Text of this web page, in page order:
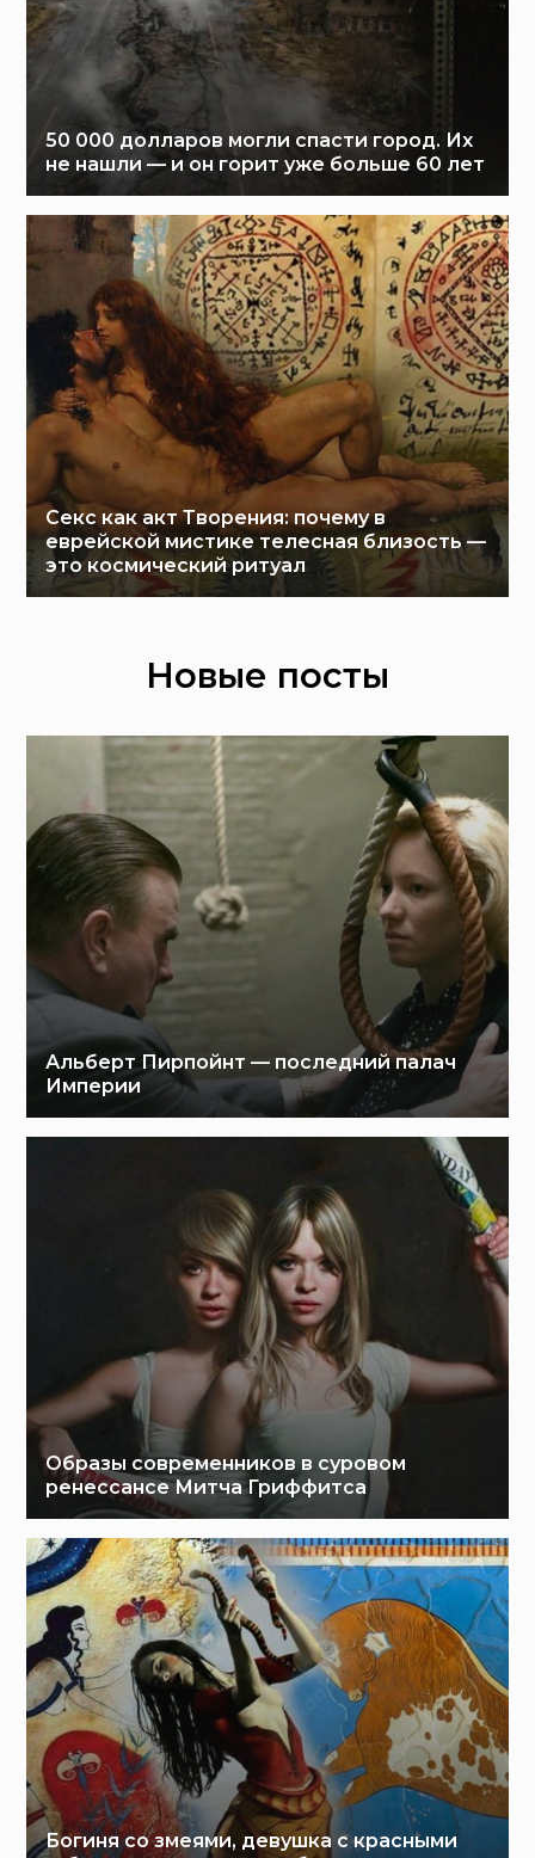
50 000 долларов могли спасти город. Их
не нашли — и он горит уже больше 60 лет
Секс как акт Творения: почему в
еврейской мистике телесная близость —
это космический ритуал
Новые посты
Альберт Пирпойнт — последний палач
Империи
Образы современников в суровом
ренессансе Митча Гриффитса
Богиня со змеями, девушка с красными